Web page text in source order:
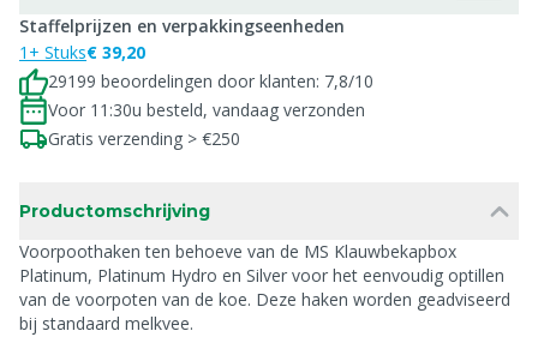
Staffelprijzen en verpakkingseenheden
1+ Stuks€ 39,20
29199 beoordelingen door klanten: 7,8/10
Voor 11:30u besteld, vandaag verzonden
Gratis verzending > €250
Productomschrijving
Voorpoothaken ten behoeve van de MS Klauwbekapbox
Platinum, Platinum Hydro en Silver voor het eenvoudig optillen
van de voorpoten van de koe. Deze haken worden geadviseerd
bij standaard melkvee.